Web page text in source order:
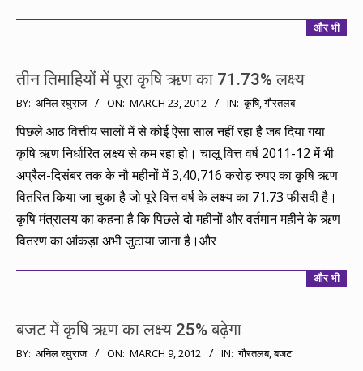
और भी
तीन तिमाहियों में पूरा कृषि ऋण का 71.73% लक्ष्य
2012-
03-
23
BY: अनिल रघुराज ON: MARCH 23, 2012 IN: कृषि,गौरतलब
पिछले आठ वित्तीय सालों में से कोई ऐसा साल नहीं रहा है जब दिया गया
कृषि ऋण निर्धारित लक्ष्य से कम रहा हो। चालू वित्त वर्ष 2011-12 में भी
अप्रैल-दिसंबर तक के नौ महीनों में 3,40,716 करोड़ रुपए का कृषि ऋण
वितरित किया जा चुका है जो पूरे वित्त वर्ष के लक्ष्य का 71.73 फीसदी है।
कृषि मंत्रालय का कहना है कि पिछले दो महीनों और वर्तमान महीने के ऋण
वितरण का आंकड़ा अभी जुटाया जाना है।और
और भी
बजट में कृषि ऋण का लक्ष्य 25% बढ़ेगा
2012-
BY: अनिल रघुराज ON: MARCH 9, 2012 IN: गौरतलब,बजट